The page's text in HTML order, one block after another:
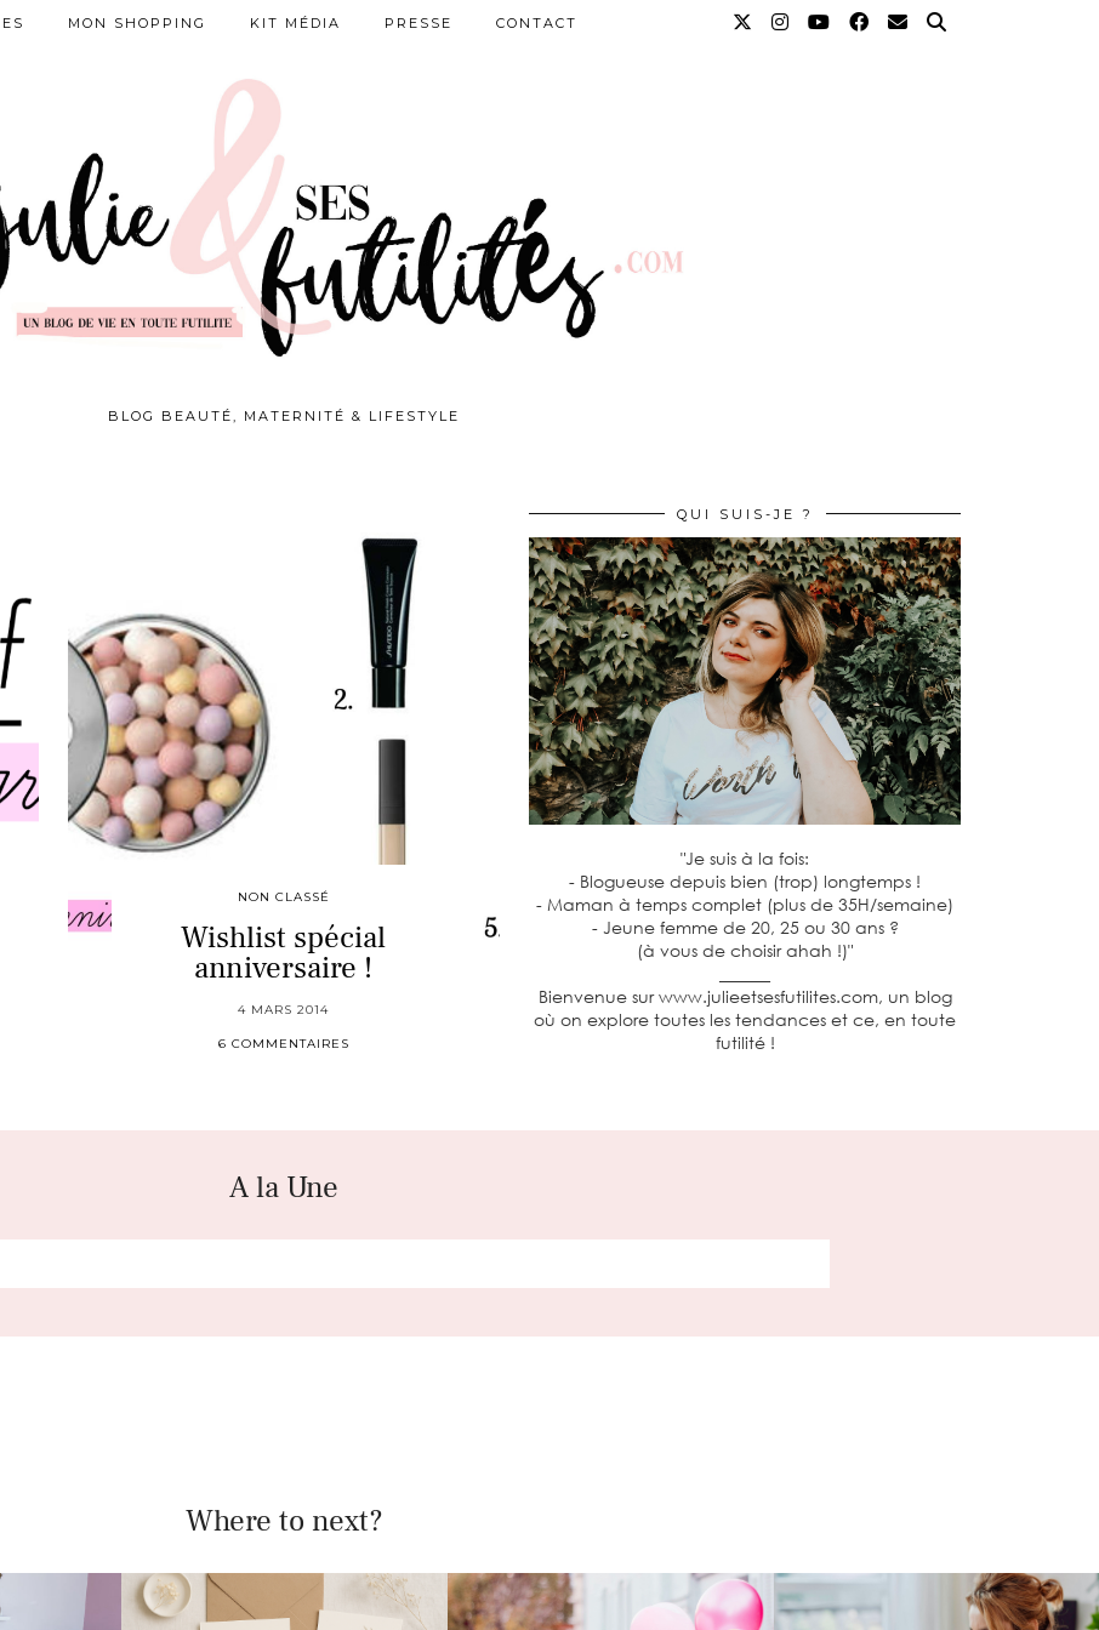
BLOG BEAUTÉ, MATERNITÉ & LIFESTYLE
MON SHOPPING KIT MÉDIA PRESSE CONTACT
NON CLASSÉ
Wishlist spécial
anniversaire !
4 MARS 2014
6 COMMENTAIRES
QUI SUIS-JE ?
"Je suis à la fois:
- Blogueuse depuis bien (trop) longtemps !
- Maman à temps complet (plus de 35H/semaine)
- Jeune femme de 20, 25 ou 30 ans ?
(à vous de choisir ahah !)"
Bienvenue sur www.julieetsesfutilites.com, un blog
où on explore toutes les tendances et ce, en toute
futilité !
A la Une
Where to next?